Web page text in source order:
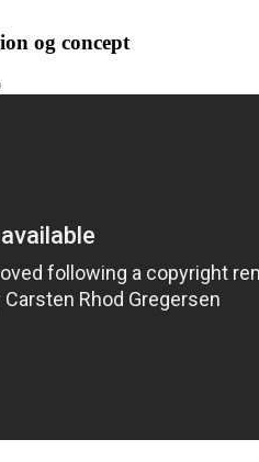
og concept